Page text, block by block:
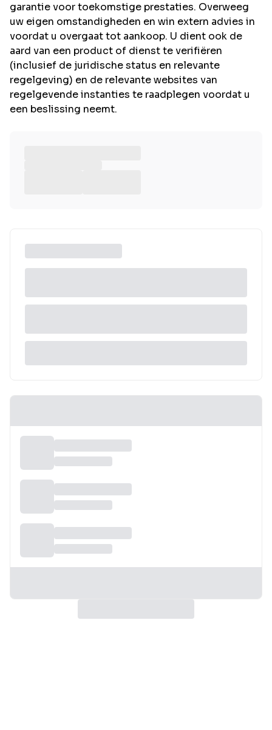
garantie voor toekomstige prestaties. Overweeg
uw eigen omstandigheden en win extern advies in
voordat u overgaat tot aankoop. U dient ook de
aard van een product of dienst te verifiëren
(inclusief de juridische status en relevante
regelgeving) en de relevante websites van
regelgevende instanties te raadplegen voordat u
een beslissing neemt.